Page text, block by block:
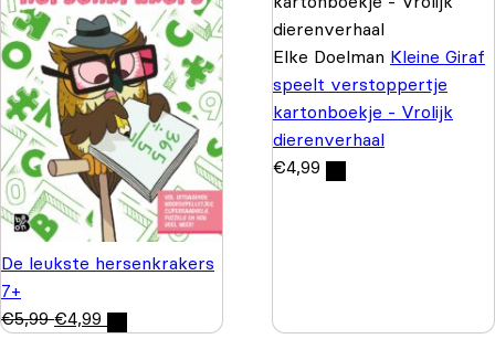
De leukste hersenkrakers
7+
€5,99 €4,99
Elke Doelman Kleine Giraf
speelt verstoppertje
kartonboekje - Vrolijk
dierenverhaal
€4,99